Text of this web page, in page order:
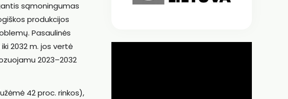
sąmoningumas
produkcijos
Pasaulinės
2032 m. jos vertė
2023–2032
42 proc. rinkos),